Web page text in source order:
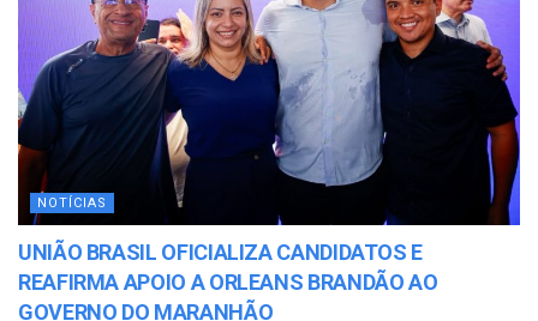
NOTÍCIAS
UNIÃO BRASIL OFICIALIZA CANDIDATOS E
REAFIRMA APOIO A ORLEANS BRANDÃO AO
GOVERNO DO MARANHÃO